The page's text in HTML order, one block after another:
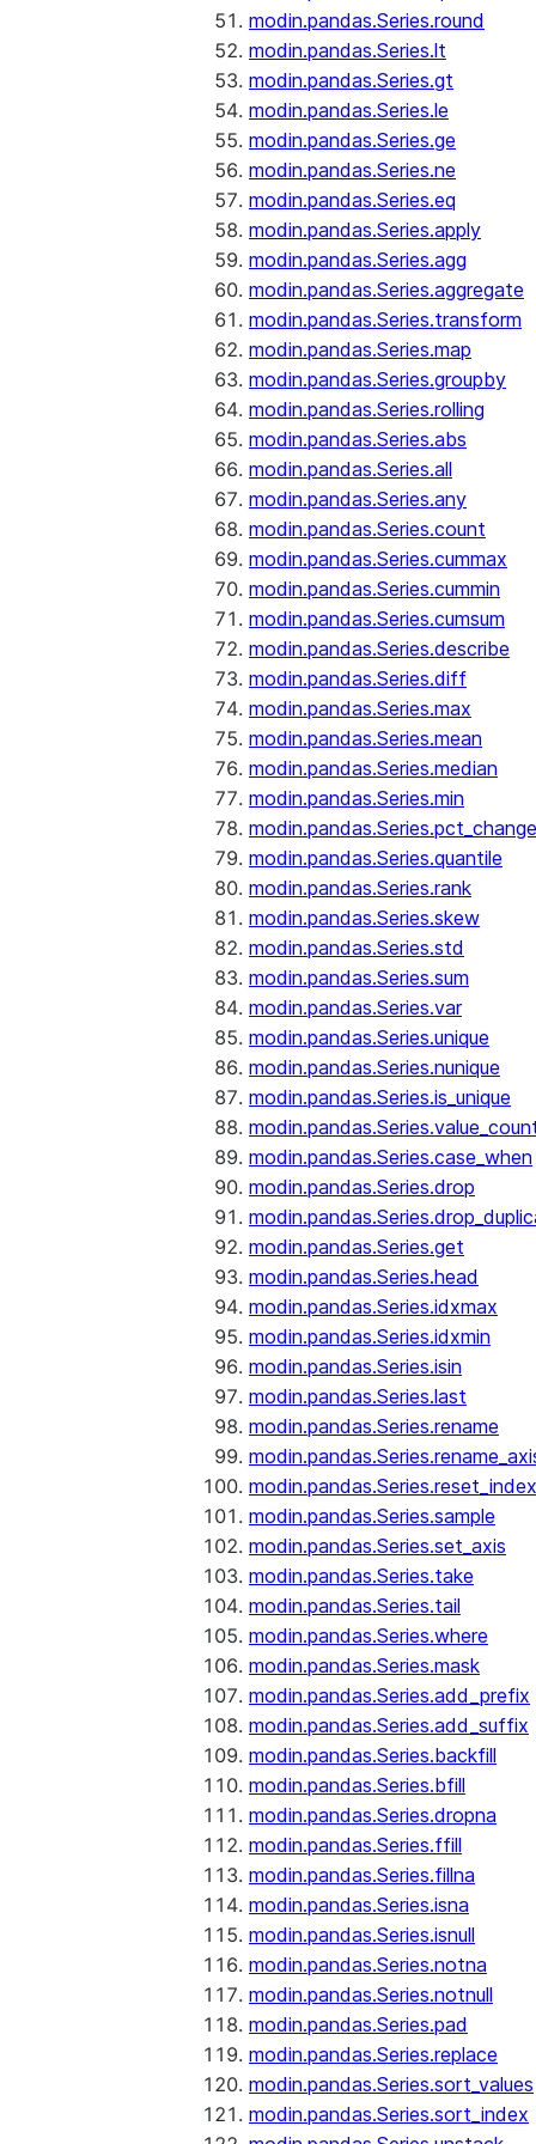
modin.pandas.Series.round
modin.pandas.Series.lt
modin.pandas.Series.gt
modin.pandas.Series.le
modin.pandas.Series.ge
modin.pandas.Series.ne
modin.pandas.Series.eq
modin.pandas.Series.apply
modin.pandas.Series.agg
modin.pandas.Series.aggregate
modin.pandas.Series.transform
modin.pandas.Series.map
modin.pandas.Series.groupby
modin.pandas.Series.rolling
modin.pandas.Series.abs
modin.pandas.Series.all
modin.pandas.Series.any
modin.pandas.Series.count
modin.pandas.Series.cummax
modin.pandas.Series.cummin
modin.pandas.Series.cumsum
modin.pandas.Series.describe
modin.pandas.Series.diff
modin.pandas.Series.max
modin.pandas.Series.mean
modin.pandas.Series.median
modin.pandas.Series.min
modin.pandas.Series.pct_change
modin.pandas.Series.quantile
modin.pandas.Series.rank
modin.pandas.Series.skew
modin.pandas.Series.std
modin.pandas.Series.sum
modin.pandas.Series.var
modin.pandas.Series.unique
modin.pandas.Series.nunique
modin.pandas.Series.is_unique
modin.pandas.Series.case_when
modin.pandas.Series.drop
modin.pandas.Series.get
modin.pandas.Series.head
modin.pandas.Series.idxmax
modin.pandas.Series.idxmin
modin.pandas.Series.isin
modin.pandas.Series.last
modin.pandas.Series.rename
modin.pandas.Series.reset_index
modin.pandas.Series.sample
modin.pandas.Series.set_axis
modin.pandas.Series.take
modin.pandas.Series.tail
modin.pandas.Series.where
modin.pandas.Series.mask
modin.pandas.Series.add_prefix
modin.pandas.Series.add_suffix
modin.pandas.Series.backfill
modin.pandas.Series.bfill
modin.pandas.Series.dropna
modin.pandas.Series.ffill
modin.pandas.Series.fillna
modin.pandas.Series.isna
modin.pandas.Series.isnull
modin.pandas.Series.notna
modin.pandas.Series.notnull
modin.pandas.Series.pad
modin.pandas.Series.replace
modin.pandas.Series.sort_values
modin.pandas.Series.sort_index